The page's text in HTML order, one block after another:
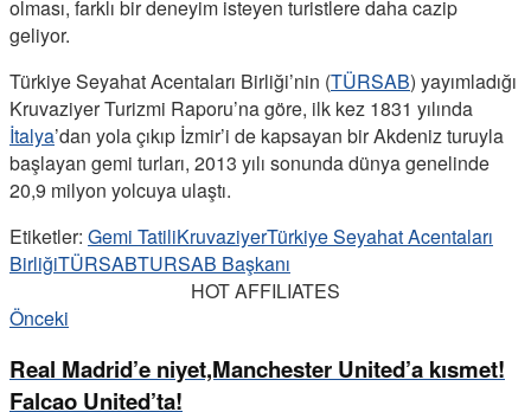
olması, farklı bir deneyim isteyen turistlere daha cazip
geliyor.
Türkiye Seyahat Acentaları Birliği’nin (TÜRSAB) yayımladığı
Kruvaziyer Turizmi Raporu’na göre, ilk kez 1831 yılında
İtalya’dan yola çıkıp İzmir’i de kapsayan bir Akdeniz turuyla
başlayan gemi turları, 2013 yılı sonunda dünya genelinde
20,9 milyon yolcuya ulaştı.
Etiketler: Gemi TatiliKruvaziyerTürkiye Seyahat Acentaları
BirliğiTÜRSABTURSAB Başkanı
HOT AFFILIATES
Önceki
Real Madrid’e niyet,Manchester United’a kısmet!
Falcao United’ta!